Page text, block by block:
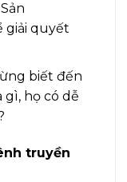
giải quyết
biết đến
gì, họ có dễ
truyền